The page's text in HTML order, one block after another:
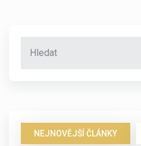
NEJNOVĚJŠÍ ČLÁNKY